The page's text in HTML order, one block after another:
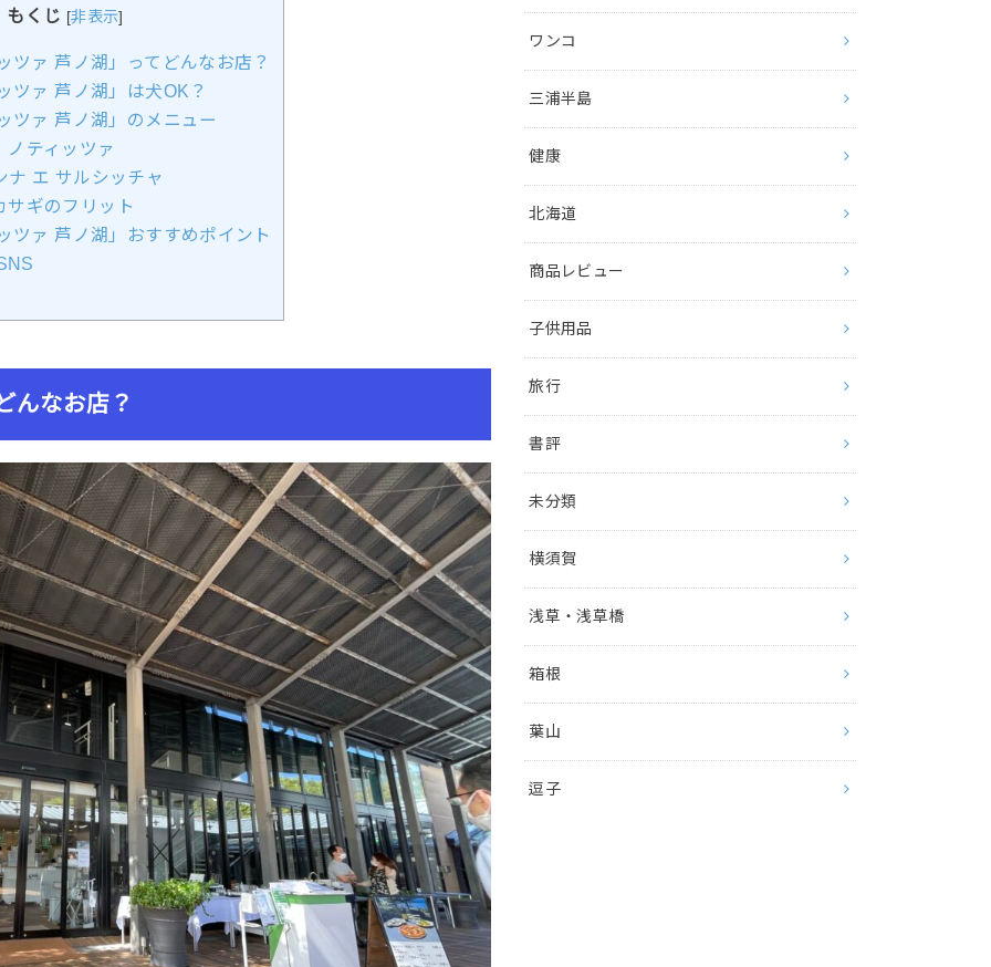
もくじ [非表示]
ツァ 芦ノ湖」ってどんなお店？
ツァ 芦ノ湖」は犬OK？
ツァ 芦ノ湖」のメニュー
ティッツァ
ナ エ サルシッチャ
サギのフリット
ツァ 芦ノ湖」おすすめポイント
んなお店？
ワンコ
三浦半島
健康
北海道
商品レビュー
子供用品
旅行
書評
未分類
横須賀
浅草・浅草橋
箱根
葉山
逗子